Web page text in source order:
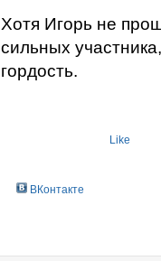
Хотя Игорь не
сильных
гордость.
Like
ВКонтакте